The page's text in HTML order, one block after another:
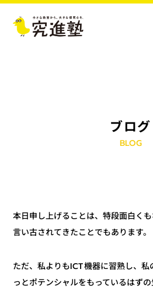
ブログ
BLOG
本日申し上げることは、特段面白く
言い古されてきたことでもあります。
ただ、私よりもICT機器に習熟し、
っとポテンシャルをもっているはず